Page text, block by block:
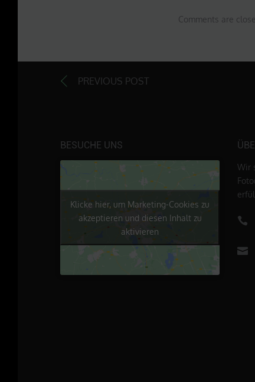
Comments are
PREVIOUS POST
BESUCHE UNS
Klicke hier, um Marketing-Cookies zu
akzeptieren und diesen Inhalt zu
aktivieren
Wir